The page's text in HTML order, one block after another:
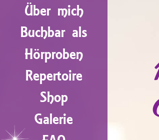
Über mich
Buchbar als
Hörproben
Repertoire
Shop
Galerie